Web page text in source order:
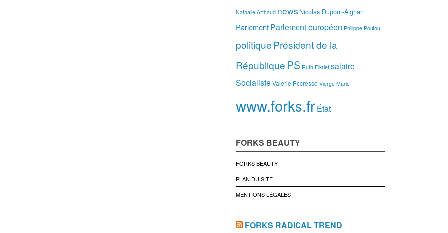
Nathalie Arthaud news Nicolas Dupont-Aignan
ParlementParlement européen Philippe Poutou
politiquePrésident de la
République PS Ruth Elkrief salaire
SocialisteValerie Pecresse Vierge Marie
www.forks.frÉtat
FORKS BEAUTY
FORKS BEAUTY
PLAN DU SITE
MENTIONS LÉGALES
FORKS RADICAL TREND